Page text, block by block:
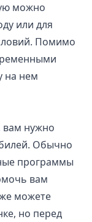
можно
или для
Помимо
на нем
вам нужно
Обычно
программы
вам
можете
но перед